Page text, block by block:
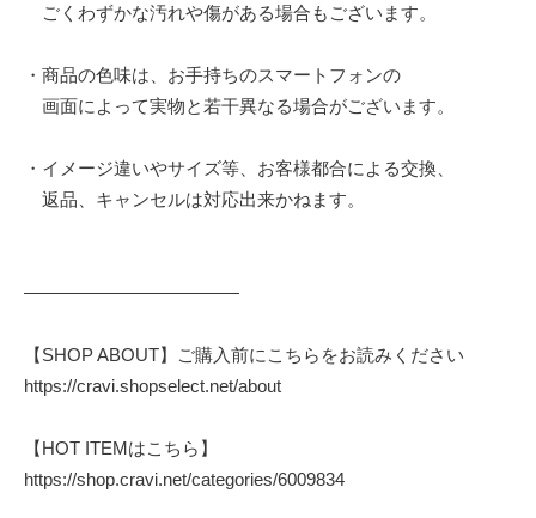
ごくわずかな汚れや傷がある場合もございます。
・商品の色味は、お手持ちのスマートフォンの
画面によって実物と若干異なる場合がございます。
・イメージ違いやサイズ等、お客様都合による交換、
返品、キャンセルは対応出来かねます。
————————————
【SHOP ABOUT】ご購入前にこちらをお読みください
https://cravi.shopselect.net/about
【HOT ITEMはこちら】
https://shop.cravi.net/categories/6009834